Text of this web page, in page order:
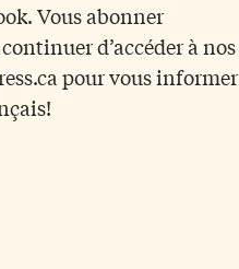
Vous abonner
d’accéder à nos
pour vous informer